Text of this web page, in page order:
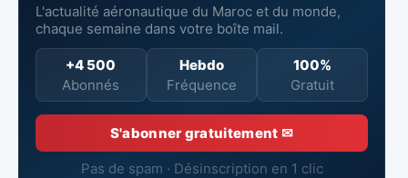
L'actualité aéronautique du Maroc et du monde,
chaque semaine dans votre boîte mail.
+4 500
Abonnés
Hebdo
Fréquence
100%
Gratuit
S'abonner gratuitement ✉
Pas de spam · Désinscription en 1 clic